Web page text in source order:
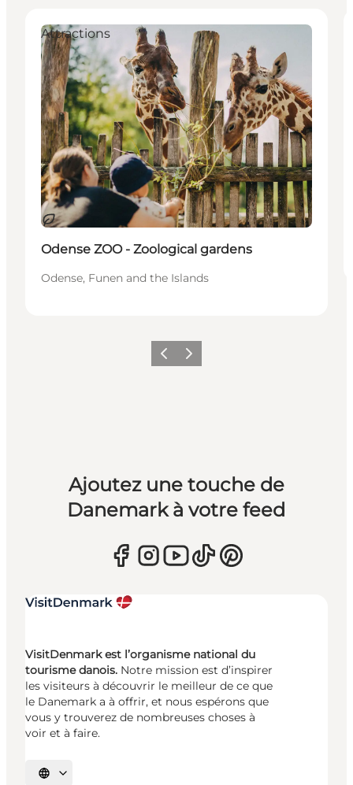
Durable
Attractions
Odense ZOO - Zoological gardens
Odense, Funen and the Islands
PrécédentSuivant
Ajoutez une touche de
Danemark à votre feed
VisitDenmark est l’organisme national du
tourisme danois. Notre mission est d’inspirer
les visiteurs à découvrir le meilleur de ce que
le Danemark a à offrir, et nous espérons que
vous y trouverez de nombreuses choses à
voir et à faire.
Choisissez la langue